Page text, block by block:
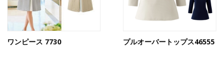
ワンピース 7730 プルオーバートップス46555